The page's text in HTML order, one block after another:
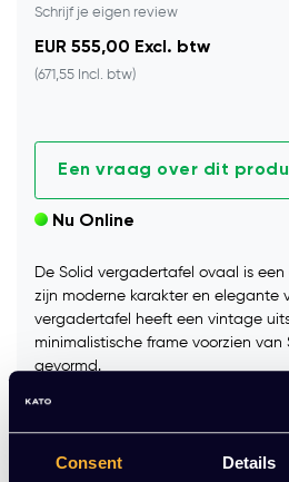
Consent Details
Schrijf je eigen review
EUR 555,00 Excl. btw
(671,55 Incl. btw)
Een vraag over dit
Nu Online
De Solid vergadertafel ovaal is
zijn moderne karakter en elegante
vergadertafel heeft een vintage
minimalistische frame voorzien
gevormd.
Kleur: